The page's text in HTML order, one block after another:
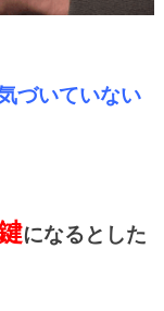
づいていない
になるとした